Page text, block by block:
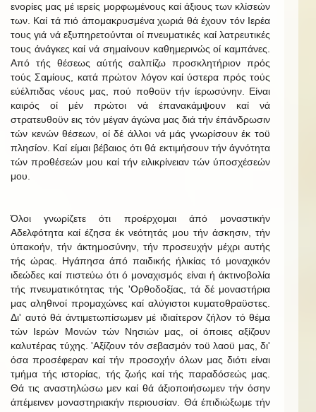
ενορίες μας μέ ιερείς μορφωμένους καί άξιους των κλίσεών
των. Καί τά πιό άπομακρυσμένα χωριά θά έχουν τόν Ιερέα
τους γιά νά εξυπηρετούνται οί πνευματικές καί λατρευτικές
τους άνάγκες καί νά σημαίνουν καθημερινώς οί καμπάνες.
Από τής θέσεως αύτής σαλπίζω προσκλητήριον πρός
τούς Σαμίους, κατά πρώτον λόγον καί ύστερα πρός τούς
εύέλπιδας νέους μας, πού ποθοϋν τήν ίερωσύνην. Είναι
καιρός οί μέν πρώτοι νά έπανακάμψουν καί νά
στρατευθοϋν εις τόν μέγαν άγώνα μας διά τήν έπάνδρωσιν
τών κενών θέσεων, οί δέ άλλοι νά μάς γνωρίσουν έκ τοϋ
πλησίον. Καί είμαι βέβαιος ότι θά εκτιμήσουν τήν άγνότητα
τών προθέσεών μου καί τήν ειλικρίνειαν τών ύποσχέσεών
μου.
Όλοι γνωρίζετε ότι προέρχομαι άπό μοναστικήν
Αδελφότητα καί έζησα έκ νεότητάς μου τήν άσκησιν, τήν
ύπακοήν, τήν άκτημοσύνην, τήν προσευχήν μέχρι αυτής
τής ώρας. Ηγάπησα άπό παιδικής ήλικίας τό μοναχικόν
ιδεώδες καί πιστεύω ότι ό μοναχισμός είναι ή άκτινοβολία
τής πνευματικότητας τής 'Ορθοδοξίας, τά δέ μοναστήρια
μας αληθινοί προμαχώνες καί αλύγιστοι κυματοθραϋστες.
Δι' αυτό θά άντιμετωπίσωμεν μέ ιδιαίτερον ζήλον τό θέμα
τών Ιερών Μονών τών Νησιών μας, οί όποιες αξίζουν
καλυτέρας τύχης. 'Αξίζουν τόν σεβασμόν τοϋ λαοϋ μας, δι'
όσα προσέφεραν καί τήν προσοχήν όλων μας διότι είναι
τμήμα τής ιστορίας, τής ζωής καί τής παραδόσεώς μας.
Θά τις αναστηλώσω μεν καί θά άξιοποιήσωμεν τήν όσην
άπέμεινεν μοναστηριακήν περιουσίαν. Θά έπιδιώξωμε τήν